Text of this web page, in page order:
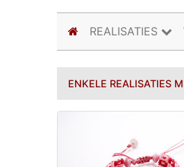
(current)
REALISATIES
ENKELE REALISATIES